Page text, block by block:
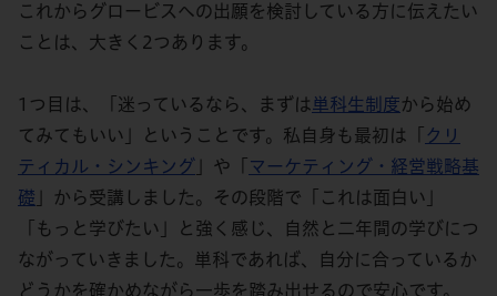
これからグロービスへの出願を検討している方に伝えたい
ことは、大きく2つあります。
1つ目は、「迷っているなら、まずは 単科生制度から始め
てみてもいい」ということです。私自身も最初は「
クリ
ティカル・シンキング 」や「
マーケティング・経営戦略基
礎 」から受講しました。その段階で「これは面白い」
「もっと学びたい」と強く感じ、自然と二年間の学びにつ
ながっていきました。単科であれば、自分に合っているか
どうかを確かめながら一歩を踏み出せるので安心です。